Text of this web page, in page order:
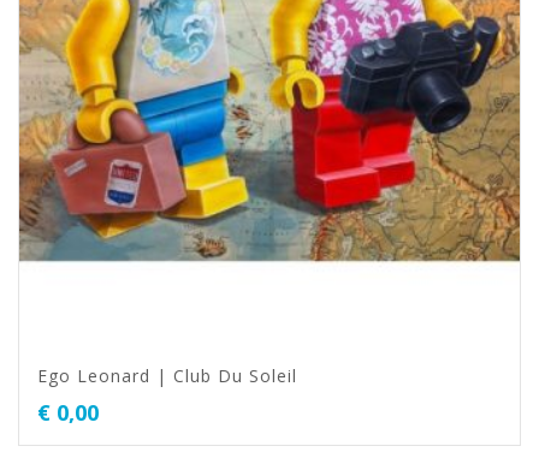
Ego Leonard | Club Du Soleil
€ 0,00